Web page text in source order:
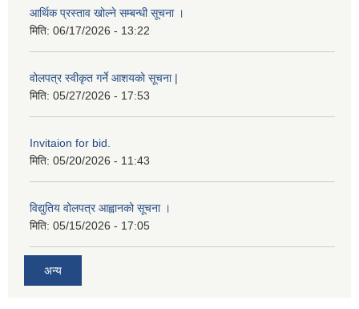
आर्थिक प्रस्ताव खोल्ने सम्बन्धी सूचना ।
मिति: 06/17/2026 - 13:22
वोलपत्र स्वीकृत गर्ने आशयको सूचना |
मिति: 05/27/2026 - 17:53
Invitaion for bid.
मिति: 05/20/2026 - 11:43
विद्युतिय वोलपत्र आह्वानको सूचना ।
मिति: 05/15/2026 - 17:05
अन्य